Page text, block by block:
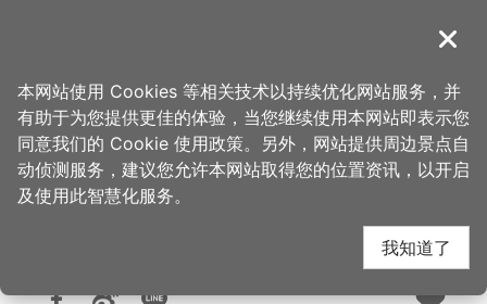
導覽
首页 > 想去的地方 > 美食、购物 > 美食快搜
原味海鲜(中坜原味)
人气：8201
关闭
本网站使用 Cookies 等相关技术以持续优化网站服务，并
有助于为您提供更佳的体验，当您继续使用本网站即表示您
同意我们的 Cookie 使用政策。另外，网站提供周边景点自
动侦测服务，建议您允许本网站取得您的位置资讯，以开启
及使用此智慧化服务。
我知道了